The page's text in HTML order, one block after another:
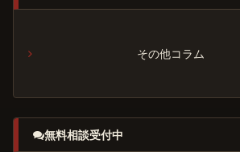
その他コラム
無料相談受付中